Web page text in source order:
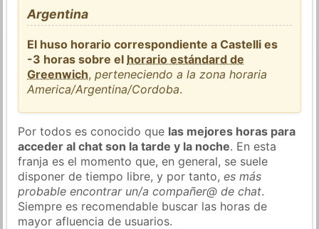
Argentina
El huso horario correspondiente a Castelli es
-3 horas sobre el horario estándard de
Greenwich,perteneciendo a la zona horaria
America/Argentina/Cordoba.
Por todos es conocido que las mejores horas para
acceder al chat son la tarde y la noche. En esta
franja es el momento que, en general, se suele
disponer de tiempo libre, y por tanto,es más
probable encontrar un/a compañer@ de chat.
Siempre es recomendable buscar las horas de
mayor afluencia de usuarios.